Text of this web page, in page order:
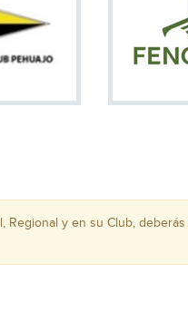
Regional y en su Club, deberás